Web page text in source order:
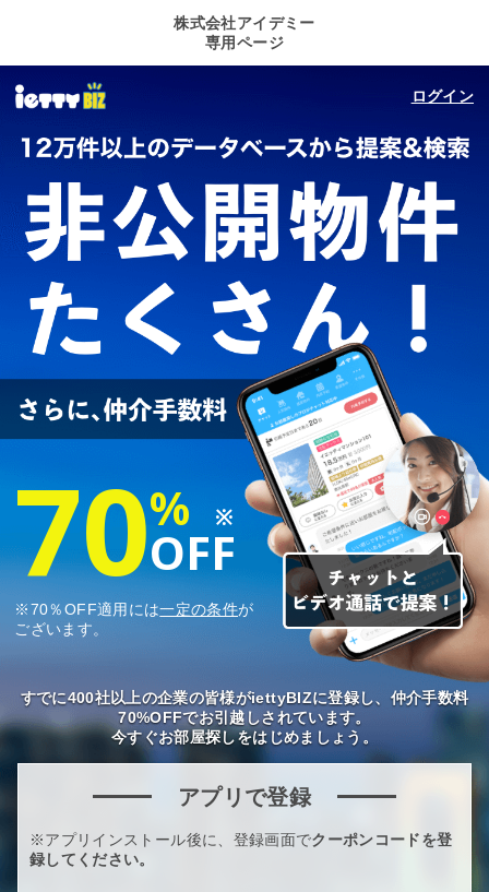
株式会社アイデミー
専用ページ
ログイン
70%
OFF
※
※70％OFF適用には一定の条件が
ございます。
すでに400社以上の企業の皆様がiettyBIZに登録し、仲介手数料
70%OFFでお引越しされています。
今すぐお部屋探しをはじめましょう。
アプリで登録
※アプリインストール後に、登録画面でクーポンコードを登
録してください。